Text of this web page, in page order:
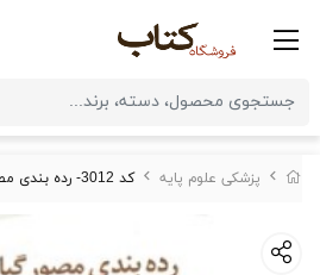
پزشکی علوم پایه کد 3012- رده بندی مصور گیاهی (بازدانگان و نهاندانگان)